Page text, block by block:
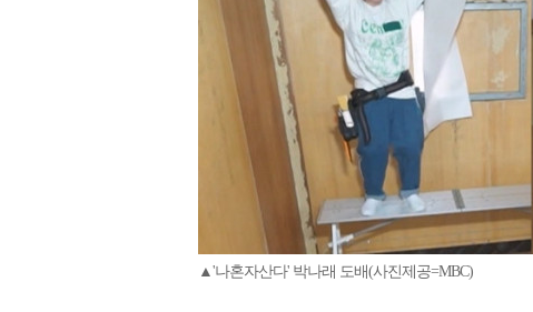
▲'나혼자산다' 박나래 도배(사진제공=MBC)